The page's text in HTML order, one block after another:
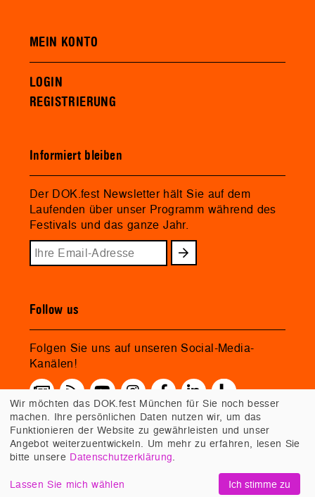
MEIN KONTO
LOGIN
REGISTRIERUNG
Informiert bleiben
Der DOK.fest Newsletter hält Sie auf dem
Laufenden über unser Programm während des
Festivals und das ganze Jahr.
Follow us
Folgen Sie uns auf unseren Social-Media-
Kanälen!
Wir möchten das DOK.fest München für Sie noch besser
machen. Ihre persönlichen Daten nutzen wir, um das
Funktionieren der Website zu gewährleisten und unser
Angebot weiterzuentwickeln. Um mehr zu erfahren, lesen Sie
bitte unsere Datenschutzerklärung.
Lassen Sie mich wählen Ich stimme zu